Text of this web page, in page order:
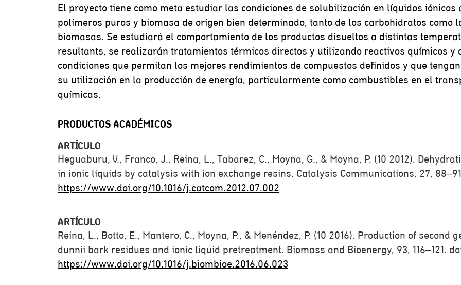
El proyecto tiene como meta estudiar las condiciones de solubilización en líquidos iónicos
polímeros puros y biomasa de orígen bien determinado, tanto de los carbohidratos como
biomasas. Se estudiará el comportamiento de los productos disueltos a distintas
resultants, se realizarán tratamientos térmicos directos y utilizando reactivos químicos y
condiciones que permitan los mejores rendimientos de compuestos definidos y que
su utilización en la producción de energía, particularmente como combustibles en el
químicas.
PRODUCTOS ACADÉMICOS
ARTÍCULO
Heguaburu, V., Franco, J., Reina, L., Tabarez, C., Moyna, G., & Moyna, P. (10 2012).
in ionic liquids by catalysis with ion exchange resins. Catalysis Communications, 27,
https://www.doi.org/10.1016/j.catcom.2012.07.002
ARTÍCULO
Reina, L., Botto, E., Mantero, C., Moyna, P., & Menéndez, P. (10 2016). Production of
dunnii bark residues and ionic liquid pretreatment. Biomass and Bioenergy, 93, 116–121.
https://www.doi.org/10.1016/j.biombioe.2016.06.023